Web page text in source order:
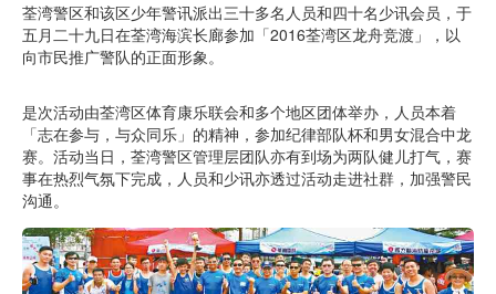
荃湾警区和该区少年警讯派出三十多名人员和四十名少讯会员，于
五月二十九日在荃湾海滨长廊参加「2016荃湾区龙舟竞渡」，以
向市民推广警队的正面形象。
是次活动由荃湾区体育康乐联会和多个地区团体举办，人员本着
「志在参与，与众同乐」的精神，参加纪律部队杯和男女混合中龙
赛。活动当日，荃湾警区管理层团队亦有到场为两队健儿打气，赛
事在热烈气氛下完成，人员和少讯亦透过活动走进社群，加强警民
沟通。